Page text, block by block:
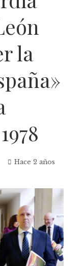
la
Hace 2 años